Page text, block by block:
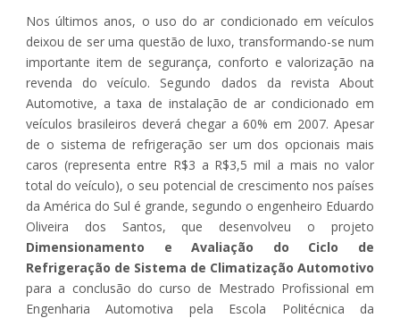
Nos últimos anos, o uso do ar condicionado em veículos
deixou de ser uma questão de luxo, transformando-se num
importante item de segurança, conforto e valorização na
revenda do veículo. Segundo dados da revista About
Automotive, a taxa de instalação de ar condicionado em
veículos brasileiros deverá chegar a 60% em 2007. Apesar
de o sistema de refrigeração ser um dos opcionais mais
caros (representa entre R$3 a R$3,5 mil a mais no valor
total do veículo), o seu potencial de crescimento nos países
da América do Sul é grande, segundo o engenheiro Eduardo
Oliveira dos Santos, que desenvolveu o projeto
Dimensionamento e Avaliação do Ciclo de
Refrigeração de Sistema de Climatização Automotivo
para a conclusão do curso de Mestrado Profissional em
Engenharia Automotiva pela Escola Politécnica da